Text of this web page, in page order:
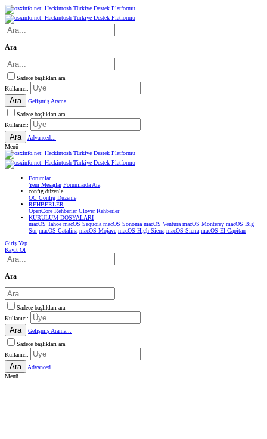
Ara
Sadece başlıkları ara
Kullanıcı:
Ara
Gelişmiş Arama...
Sadece başlıkları ara
Kullanıcı:
Ara
Advanced...
Menü
Forumlar
Yeni Mesajlar Forumlarda Ara
confıg düzenle
OC Config Düzenle
REHBERLER
OpenCore Rehberler Clover Rehberler
KURULUM DOSYALARI
macOS Tahoe macOS Sequoia macOS Sonoma macOS Ventura macOS Monterey macOS Big
Sur macOS Catalina macOS Mojave macOS High Sierra macOS Sierra macOS El Capitan
Giriş Yap
Kayıt Ol
Ara
Sadece başlıkları ara
Kullanıcı:
Ara
Gelişmiş Arama...
Sadece başlıkları ara
Kullanıcı:
Ara
Advanced...
Menü